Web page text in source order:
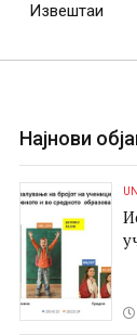
Извештаи
Најнови